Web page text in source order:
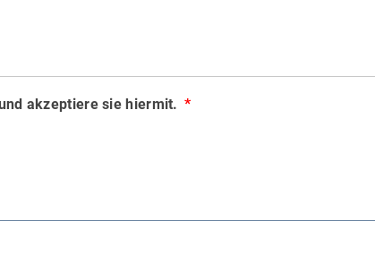
akzeptiere sie hiermit.